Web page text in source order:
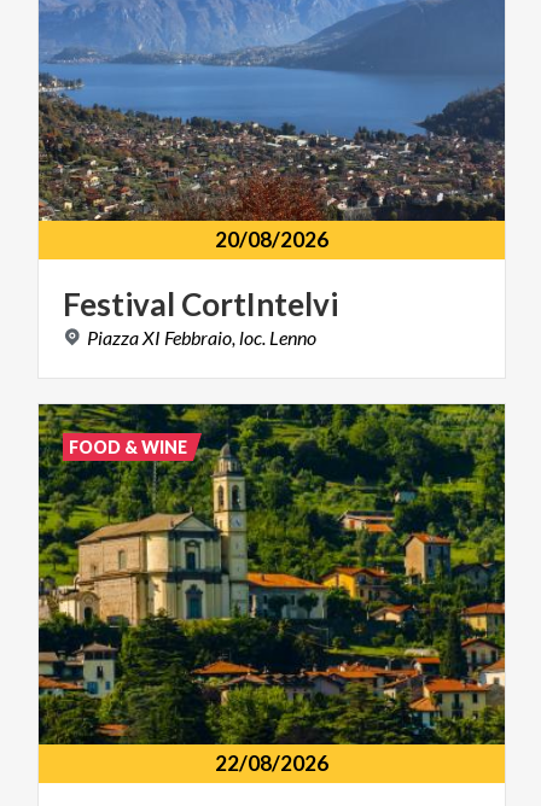
20/08/2026
Festival CortIntelvi
Piazza XI Febbraio, loc. Lenno
22/08/2026
FOOD & WINE